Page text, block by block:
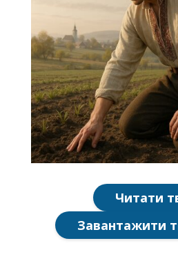
Читати
Завантажити